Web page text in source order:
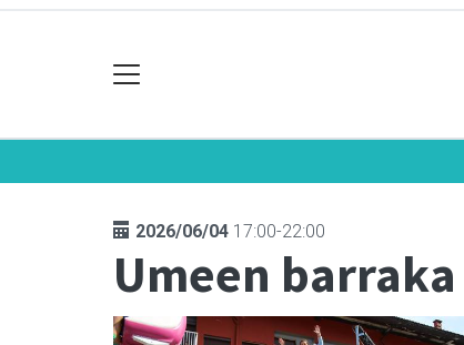
2026/06/04 17:00-22:00
Umeen